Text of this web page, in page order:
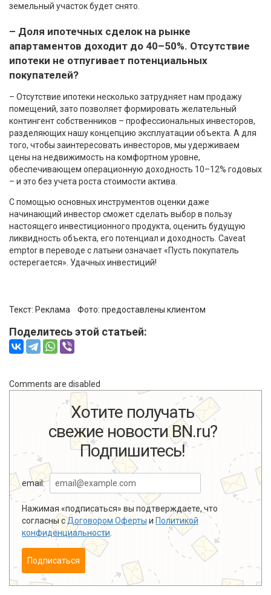
земельный участок будет снято.
– Доля ипотечных сделок на рынке
апартаментов доходит до 40–50%. Отсутствие
ипотеки не отпугивает потенциальных
покупателей?
– Отсутствие ипотеки несколько затрудняет нам продажу
помещений, зато позволяет формировать желательный
контингент собственников – профессиональных инвесторов,
разделяющих нашу концепцию эксплуатации объекта. А для
того, чтобы заинтересовать инвесторов, мы удерживаем
цены на недвижимость на комфортном уровне,
обеспечивающем операционную доходность 10–12% годовых
– и это без учета роста стоимости актива.
С помощью основных инструментов оценки даже
начинающий инвестор сможет сделать выбор в пользу
настоящего инвестиционного продукта, оценить будущую
ликвидность объекта, его потенциал и доходность. Сaveat
emptor в переводе с латыни означает «Пусть покупатель
остерегается». Удачных инвестиций!
Текст: Реклама Фото: предоставлены клиентом
Поделитесь этой статьей:
Comments are disabled
Хотите получать
свежие новости BN.ru?
Подпишитесь!
email:
Нажимая «подписаться» вы подтверждаете, что
согласны сДоговором Оферты и Политикой
конфиденциальности
Подписаться